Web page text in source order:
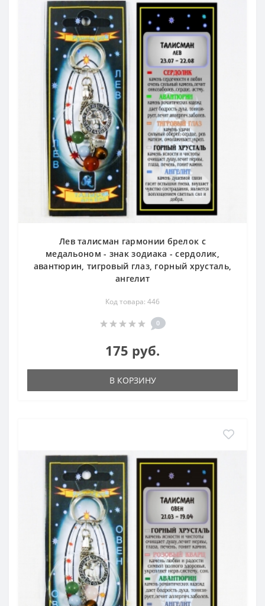
Лев талисман гармонии брелок с
медальоном - знак зодиака - сердолик,
авантюрин, тигровый глаз, горный хрусталь,
ангелит
Код товара: 446
0
175 руб.
В КОРЗИНУ